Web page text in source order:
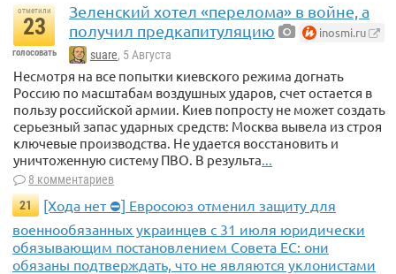
отметили
23
голосовать
Зеленский хотел «перелома» в войне, а
получил предкапитуляцию
inosmi.ru
suare, 5 Августа
Несмотря на все попытки киевского режима догнать
Россию по масштабам воздушных ударов, счет остается в
пользу российской армии. Киев попросту не может создать
серьезный запас ударных средств: Москва вывела из строя
ключевые производства. Не удается восстановить и
уничтоженную систему ПВО. В результа
8 комментариев
21
[Хода нет ⛔] Евросоюз отменил защиту для
военнообязанных украинцев с 31 июля юридически
обязывающим постановлением Совета ЕС: они
обязаны подтверждать, что не являются уклонистами